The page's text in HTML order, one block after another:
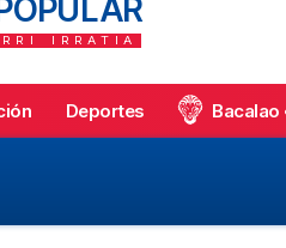
IRRATIA
Deportes Bacalao